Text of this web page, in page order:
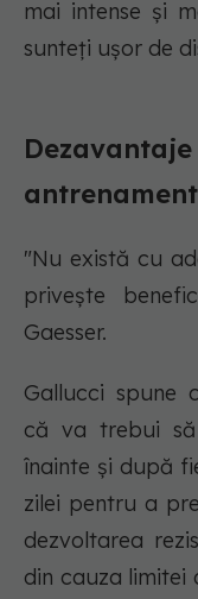
mai intense și
sunteți ușor de
"Nu există cu
privește
Gaesser.
Gallucci spune
că va trebui
înainte și după
zilei pentru a
dezvoltarea
din cauza limitei